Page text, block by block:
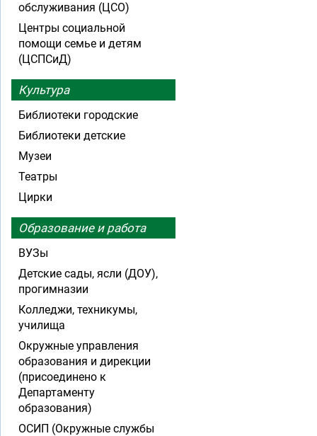
обслуживания (ЦСО)
Центры социальной
помощи семье и детям
(ЦСПСиД)
Культура
Библиотеки городские
Библиотеки детские
Музеи
Театры
Цирки
Образование и работа
ВУЗы
Детские сады, ясли (ДОУ),
прогимназии
Колледжи, техникумы,
училища
Окружные управления
образования и дирекции
(присоединено к
Департаменту
образования)
ОСИП (Окружные службы